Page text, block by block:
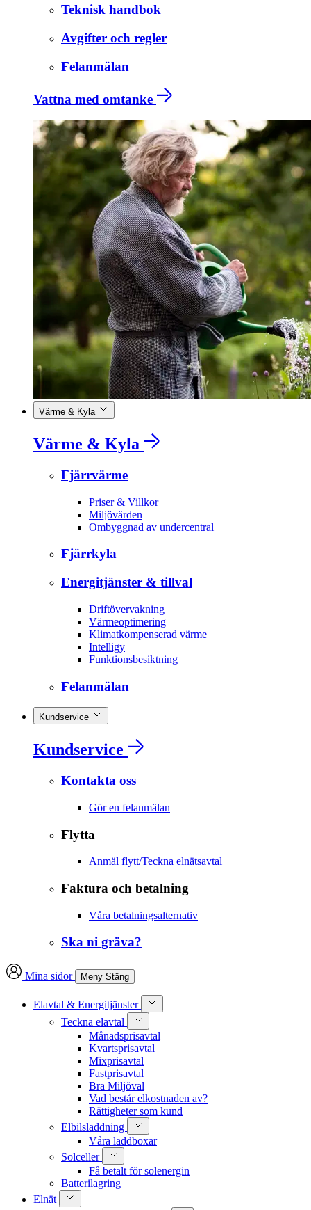
Teknisk handbok
Avgifter och regler
Felanmälan
Vattna med omtanke
Värme & Kyla
Värme & Kyla
Fjärrvärme
Priser & Villkor
Miljövärden
Ombyggnad av undercentral
Fjärrkyla
Energitjänster & tillval
Driftövervakning
Värmeoptimering
Klimatkompenserad värme
Intelligy
Funktionsbesiktning
Felanmälan
Kundservice
Kundservice
Kontakta oss
Gör en felanmälan
Flytta
Anmäl flytt/Teckna elnätsavtal
Faktura och betalning
Våra betalningsalternativ
Ska ni gräva?
Mina sidor Meny Stäng
Elavtal & Energitjänster
Teckna elavtal
Månadsprisavtal
Kvartsprisavtal
Mixprisavtal
Fastprisavtal
Bra Miljöval
Vad består elkostnaden av?
Rättigheter som kund
Elbilsladdning
Våra laddboxar
Solceller
Få betalt för solenergin
Batterilagring
Elnät